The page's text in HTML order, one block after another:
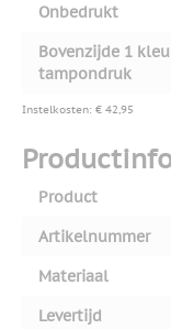
Onbedrukt
Bovenzijde 1
tampondruk
Instelkosten: € 42,95
Product
Artikelnummer
Materiaal
Levertijd